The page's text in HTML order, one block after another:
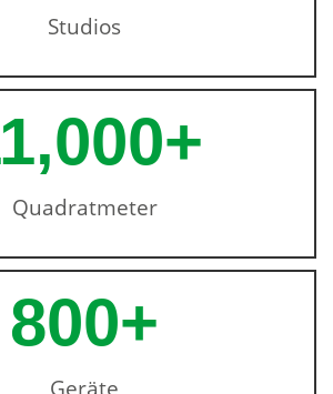
Studios
Quadratmeter
+
Geräte
800+